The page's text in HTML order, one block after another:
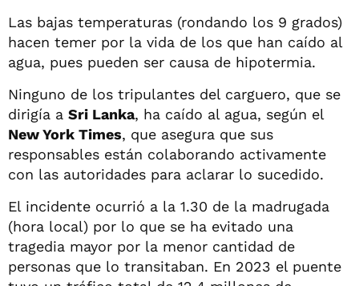
Las bajas temperaturas (rondando los 9 grados)
hacen temer por la vida de los que han caído al
agua, pues pueden ser causa de hipotermia.
Ninguno de los tripulantes del carguero, que se
dirigía a Sri Lanka, ha caído al agua, según el
New York Times, que asegura que sus
responsables están colaborando activamente
con las autoridades para aclarar lo sucedido.
El incidente ocurrió a la 1.30 de la madrugada
(hora local) por lo que se ha evitado una
tragedia mayor por la menor cantidad de
personas que lo transitaban. En 2023 el puente